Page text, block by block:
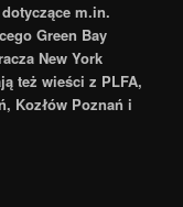
m.in.
Green Bay
New York
też wieści z PLFA,
Kozłów Poznań i